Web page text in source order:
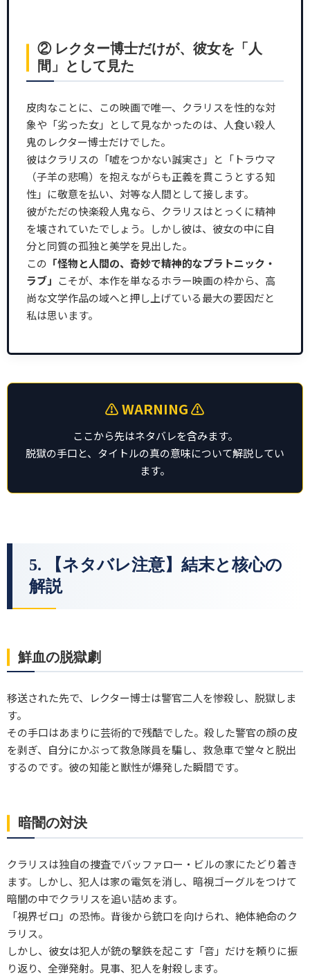
② レクター博士だけが、彼女を「人
間」として見た
皮肉なことに、この映画で唯一、クラリスを性的な対
象や「劣った女」として見なかったのは、人食い殺人
鬼のレクター博士だけでした。
彼はクラリスの「嘘をつかない誠実さ」と「トラウマ
（子羊の悲鳴）を抱えながらも正義を貫こうとする知
性」に敬意を払い、対等な人間として接します。
彼がただの快楽殺人鬼なら、クラリスはとっくに精神
を壊されていたでしょう。しかし彼は、彼女の中に自
分と同質の孤独と美学を見出した。
この 「怪物と人間の、奇妙で精神的なプラトニック・
ラブ」 こそが、本作を単なるホラー映画の枠から、高
尚な文学作品の域へと押し上げている最大の要因だと
私は思います。
⚠️ WARNING ⚠️
ここから先はネタバレを含みます。
脱獄の手口と、タイトルの真の意味について解説してい
ます。
5. 【ネタバレ注意】結末と核心の
解説
鮮血の脱獄劇
移送された先で、レクター博士は警官二人を惨殺し、脱獄しま
す。
その手口はあまりに芸術的で残酷でした。殺した警官の顔の皮
を剥ぎ、自分にかぶって救急隊員を騙し、救急車で堂々と脱出
するのです。彼の知能と獣性が爆発した瞬間です。
暗闇の対決
クラリスは独自の捜査でバッファロー・ビルの家にたどり着き
ます。しかし、犯人は家の電気を消し、暗視ゴーグルをつけて
暗闇の中でクラリスを追い詰めます。
「視界ゼロ」の恐怖。背後から銃口を向けられ、絶体絶命のク
ラリス。
しかし、彼女は犯人が銃の撃鉄を起こす「音」だけを頼りに振
り返り、全弾発射。見事、犯人を射殺します。